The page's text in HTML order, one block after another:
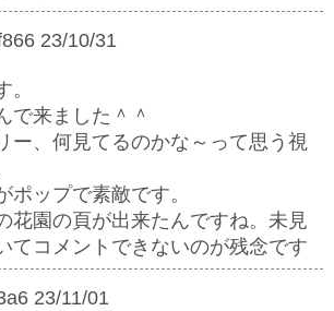
23/10/31
で来ました＾＾
ー、何見てるのかな～って思う視
ポップで素敵です。
花園の頁が出来たんですね。未見
てコメントできないのが残念です
23/11/01